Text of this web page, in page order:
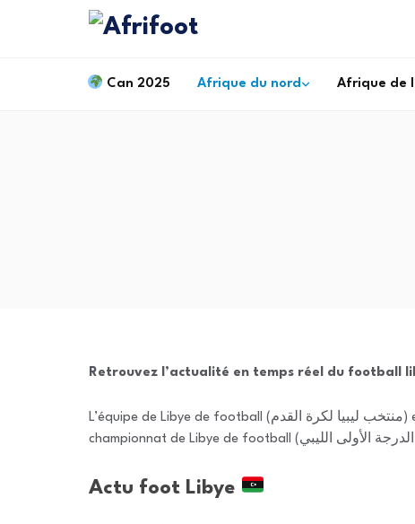
Can 2025 Afrique du nord Afrique de
Retrouvez l’actualité en temps réel du football
L’équipe de Libye de football (منتخب ليبيا لكرة القدم) est souvent surnommée l’équipe des Chevaliers de la Méditerranée. Ses couleurs sont le noir, le rouge et le vert. Le
Actu foot Libye